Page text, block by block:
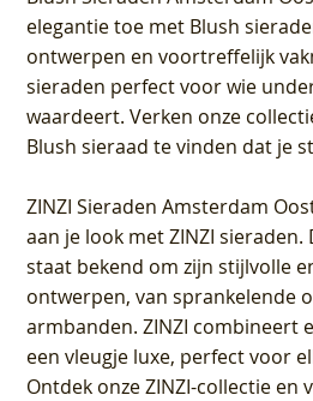
elegantie toe met Blush
ontwerpen en voortreffelijk
sieraden perfect voor wie
waardeert. Verken onze
Blush sieraad te vinden dat je
ZINZI Sieraden Amsterdam
aan je look met ZINZI
staat bekend om zijn stijlvolle
ontwerpen, van sprankelende
armbanden. ZINZI combineert
een vleugje luxe, perfect voor
Ontdek onze ZINZI-collectie en